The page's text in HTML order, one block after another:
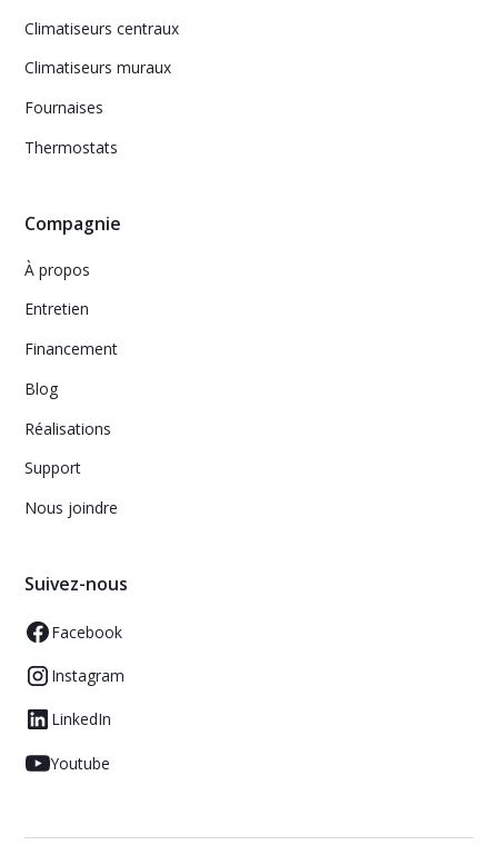
Climatiseurs centraux
Climatiseurs muraux
Fournaises
Thermostats
Compagnie
À propos
Entretien
Financement
Blog
Réalisations
Support
Nous joindre
Suivez-nous
Facebook
Instagram
LinkedIn
Youtube